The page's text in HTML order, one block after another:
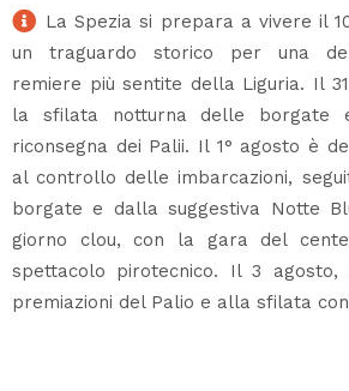
La Spezia si prepara a vivere il
un traguardo storico per una
remiere più sentite della Liguria. Il
la sfilata notturna delle borgate
riconsegna dei Palii. Il 1° agosto è
al controllo delle imbarcazioni,
borgate e dalla suggestiva Notte
giorno clou, con la gara del
spettacolo pirotecnico. Il 3 agosto,
premiazioni del Palio e alla sfilata